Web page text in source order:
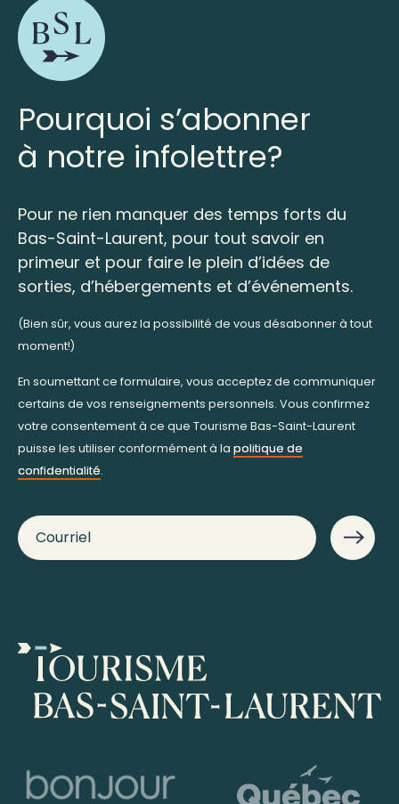
Pourquoi s’abonner
à notre infolettre?
Pour ne rien manquer des temps forts du
Bas-Saint-Laurent, pour tout savoir en
primeur et pour faire le plein d’idées de
sorties, d’hébergements et d’événements.
(Bien sûr, vous aurez la possibilité de vous désabonner à tout
moment!)
En soumettant ce formulaire, vous acceptez de communiquer
certains de vos renseignements personnels. Vous confirmez
votre consentement à ce que Tourisme Bas-Saint-Laurent
puisse les utiliser conformément à la politique de
confidentialité.